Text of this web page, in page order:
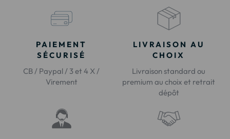
PAIEMENT
SÉCURISÉ
CB / Paypal / 3 et 4 X /
Virement
LIVRAISON AU
CHOIX
Livraison standard ou
premium au choix et retrait
dépôt